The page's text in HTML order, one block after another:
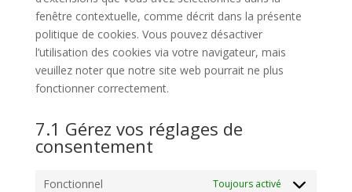
fenêtre contextuelle, comme décrit dans la présente
politique de cookies. Vous pouvez désactiver
l’utilisation des cookies via votre navigateur, mais
veuillez noter que notre site web pourrait ne plus
fonctionner correctement.
7.1 Gérez vos réglages de
consentement
Fonctionnel Toujours activé